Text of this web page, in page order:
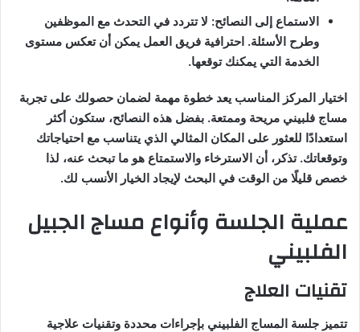
الاستماع إلى النصائح: لا تتردد في التحدث مع الموظفين
وطرح الأسئلة. احترافية فريق العمل يمكن أن تعكس مستوى
الخدمة التي يمكنك توقعها.
اختيار المركز المناسب يعد خطوة مهمة لضمان حصولك على تجربة
مساج فلبيني مريحة وممتعة. بفضل هذه النصائح، ستكون أكثر
استعدادًا للعثور على المكان المثالي الذي يتناسب مع احتياجاتك
وتوقعاتك. تذكر، أن الاسترخاء والاستمتاع هو ما تبحث عنه، لذا
خصص قليلًا من الوقت في البحث لإيجاد الخيار الأنسب لك.
عملية الجلسة وأنواع مساج الجبيل
الفلبيني
تقنيات العلاج
تتميز جلسة المساج الفلبيني بإجراءات محددة وتقنيات علاجية